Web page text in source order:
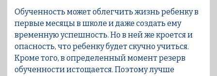
Обученность может облегчить жизнь ребенку в
первые месяцы в школе и даже создать ему
временную успешность. Но в ней же кроется и
опасность, что ребенку будет скучно учиться.
Кроме того, в определенный момент резерв
обученности истощается. Поэтому лучше